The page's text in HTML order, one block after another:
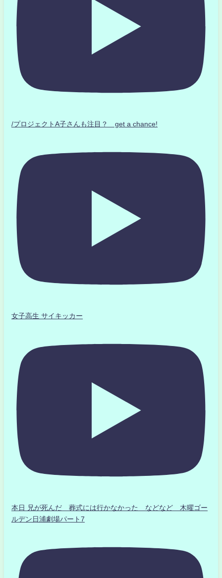
/プロジェクトA子さんも注目？ get a chance!
女子高生 サイキッカー
本日 兄が死んだ 葬式には行かなかった などなど 木曜ゴー
ルデン日浦劇場パート7